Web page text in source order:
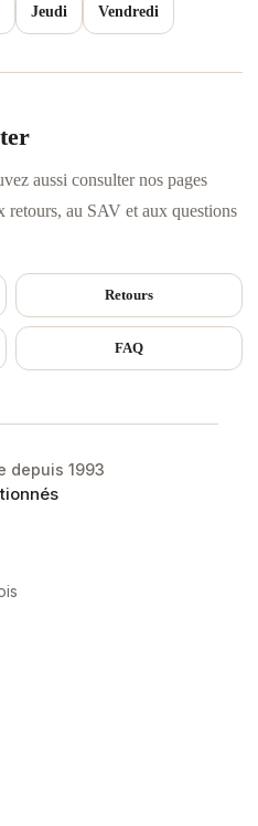
Jeudi Vendredi
aussi consulter nos pages
retours, au SAV et aux questions
Retours
FAQ
depuis 1993